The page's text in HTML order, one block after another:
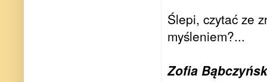
Ślepi, czytać ze
myśleniem?...
Zofia